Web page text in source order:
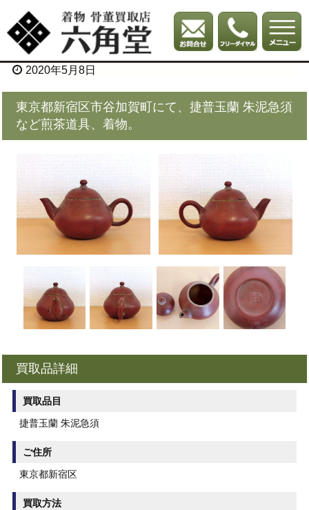
2020年5月8日
東京都新宿区市谷加賀町にて、捷普玉蘭 朱泥急須
など煎茶道具、着物。
買取品詳細
買取品目
捷普玉蘭 朱泥急須
ご住所
東京都新宿区
買取方法